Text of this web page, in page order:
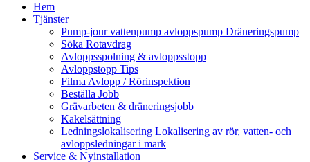
Hem
Tjänster
Pump-jour vattenpump avloppspump Dräneringspump
Söka Rotavdrag
Avloppsspolning & avloppsstopp
Avloppstopp Tips
Filma Avlopp / Rörinspektion
Beställa Jobb
Grävarbeten & dräneringsjobb
Kakelsättning
Ledningslokalisering Lokalisering av rör, vatten- och
avloppsledningar i mark
Service & Nyinstallation